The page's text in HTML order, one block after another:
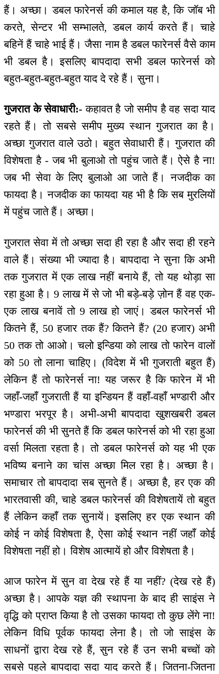
हैं। अच्छा। डबल फारेनर्स की कमाल यह है, कि जॉब भी
करते, सेन्टर भी सम्भालते, डबल कार्य करते हैं। चाहे
बहिनें हैं चाहे भाई हैं। जैसा नाम है डबल फारेनर्स वैसे काम
भी डबल है। इसलिए बापदादा सभी डबल फारेनर्स को
बहुत-बहुत-बहुत-बहुत याद दे रहे हैं। सुना।
गुजरात के सेवाधारी:- कहावत है जो समीप है वह सदा याद
रहते हैं। तो सबसे समीप मुख्य स्थान गुजरात का है।
अच्छा गुजरात वाले उठो। बहुत सेवाधारी हैं। गुजरात की
विशेषता है - जब भी बुलाओ तो पहुंच जाते हैं। ऐसे है ना!
जब भी सेवा के लिए बुलाओ आ जाते हैं। नजदीक का
फायदा है। नजदीक का फायदा यह भी है कि सब मुरलियों
में पहुंच जाते हैं। अच्छा।
गुजरात सेवा में तो अच्छा सदा ही रहा है और सदा ही रहने
वाले हैं। संख्या भी ज्यादा है। बापदादा ने सुना कि अभी
तक गुजरात में एक लाख नहीं बनाये हैं, तो यह थोड़ा सा
रहा हुआ है। 9 लाख में से जो भी बड़े-बड़े ज़ोन हैं वह एक-
एक लाख बनावें तो 9 लाख हो जाएं। डबल फारेनर्स भी
कितने हैं, 50 हजार तक हैं? कितने हैं? (20 हजार) अभी
50 तक तो आओ। चलो इन्डिया को लाख तो फारेन वालों
को 50 तो लाना चाहिए। (विदेश में भी गुजराती बहुत हैं)
लेकिन हैं तो फारेनर्स ना! यह जरूर है कि फारेन में भी
जहाँ-जहाँ गुजराती हैं या इन्डियन हैं वहाँ-वहाँ भण्डारी और
भण्डारा भरपूर है। अभी-अभी बापदादा खुशखबरी डबल
फारेनर्स की भी सुनते हैं कि डबल फारेनर्स को भी रहा हुआ
वर्सा मिलता रहता है। तो डबल फारेनर्स को यह भी एक
भविष्य बनाने का चांस अच्छा मिल रहा है। अच्छा है।
समाचार तो बापदादा सब सुनते हैं। अच्छा है, हर एक की
भारतवासी की, चाहे डबल फारेनर्स की विशेषतायें तो बहुत
हैं लेकिन कहाँ तक सुनायें। इसलिए हर एक स्थान की
कोई न कोई विशेषता है, ऐसा कोई स्थान नहीं जहाँ कोई
विशेषता नहीं हो। विशेष आत्मायें हो और विशेषता है।
आज फारेन में सुन वा देख रहे हैं या नहीं? (देख रहे हैं)
अच्छा है। आपके यज्ञ की स्थापना के बाद ही साइंस ने
वृद्धि को प्राप्त किया है तो उसका फायदा तो कुछ लेंगे ना!
लेकिन विधि पूर्वक फायदा लेना है। तो जो साइंस के
साधनों द्वारा देख रहे हैं, सुन रहे हैं उन सभी बच्चों को
सबसे पहले बापदादा सदा याद करते हैं। जितना-जितना